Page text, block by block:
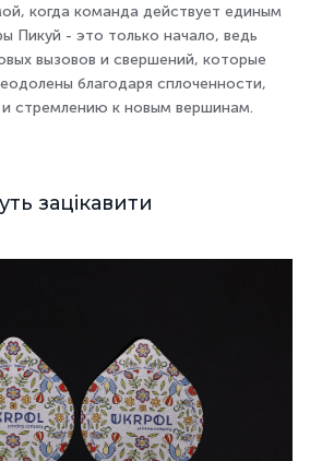
когда команда действует единым
Пикуй - это только начало, ведь
вызовов и свершений, которые
благодаря сплоченности,
стремлению к новым вершинам.
зацікавити